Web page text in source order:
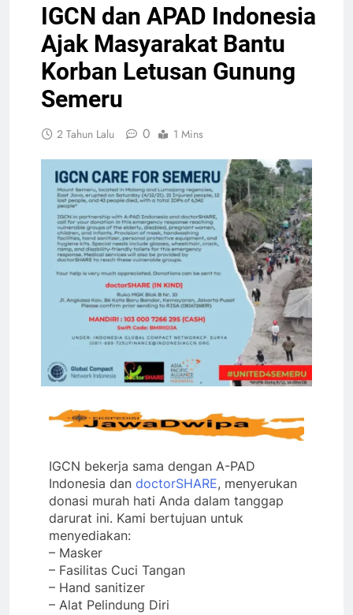
IGCN dan APAD Indonesia
Ajak Masyarakat Bantu
Korban Letusan Gunung
Semeru
2 Tahun Lalu 0 1 Mins
IGCN bekerja sama dengan A-PAD
Indonesia dan doctorSHARE, menyerukan
donasi murah hati Anda dalam tanggap
darurat ini. Kami bertujuan untuk
menyediakan:
– Masker
– Fasilitas Cuci Tangan
– Hand sanitizer
– Alat Pelindung Diri